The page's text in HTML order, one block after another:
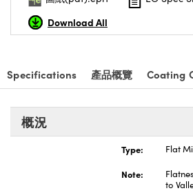
Download All
Specifications 產品概覽 Coating
概況
Type:
Flat
Note:
to